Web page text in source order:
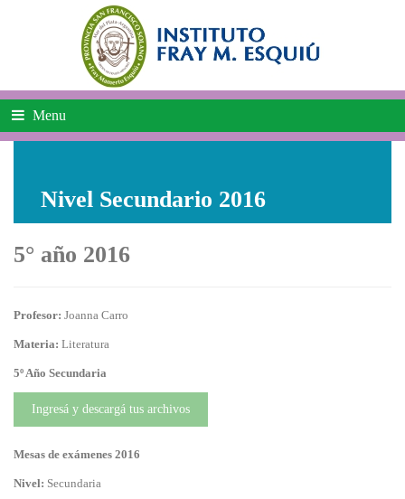
Menu
Nivel Secundario 2016
5° año 2016
Profesor: Joanna Carro
Materia: Literatura
5º Año Secundaria
Ingresá y descargá tus archivos
Mesas de exámenes 2016
Nivel: Secundaria